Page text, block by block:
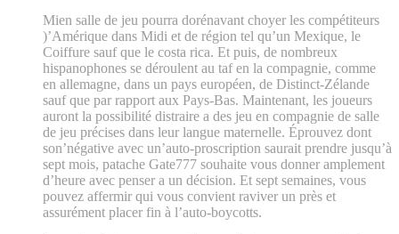
Mien salle de jeu pourra dorénavant choyer les compétiteurs
)’Amérique dans Midi et de région tel qu’un Mexique, le
Coiffure sauf que le costa rica. Et puis, de nombreux
hispanophones se déroulent au taf en la compagnie, comme
en allemagne, dans un pays européen, de Distinct-Zélande
sauf que par rapport aux Pays-Bas. Maintenant, les joueurs
auront la possibilité distraire a des jeu en compagnie de salle
de jeu précises dans leur langue maternelle. Éprouvez dont
son’négative avec un’auto-proscription saurait prendre jusqu’à
sept mois, patache Gate777 souhaite vous donner amplement
d’heure avec penser a un décision. Et sept semaines, vous
pouvez affermir qui vous convient raviver un près et
assurément placer fin à l’auto-boycotts.